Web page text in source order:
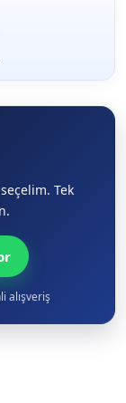
Tek
alışveriş